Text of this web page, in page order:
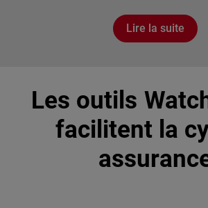
Lire la suite
Les outils
facilitent la